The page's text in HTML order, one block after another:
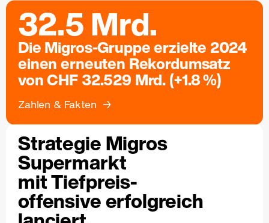
32.5 Mrd.
Die Migros-Gruppe erzielte 2024
einen erneuten Rekordumsatz
von CHF 32.529 Mrd. (+1.8 %)
Zahlen & Fakten
Strategie Migros
Supermarkt
mit Tiefpreis-
offensive erfolgreich